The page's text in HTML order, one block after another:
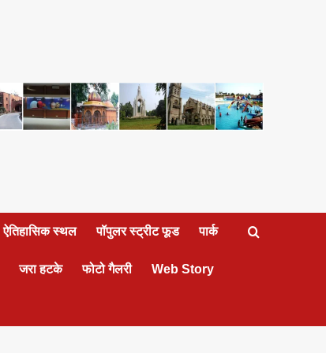
ऐतिहासिक स्थल पॉपुलर स्ट्रीट फूड पार्क
जरा हटके फोटो गैलरी Web Story